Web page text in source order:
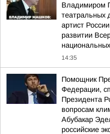
Владимиром
театральных
артист
развитии
14:35
Помощник
Федерации,
Президента
вопросам
Абубакар
российские